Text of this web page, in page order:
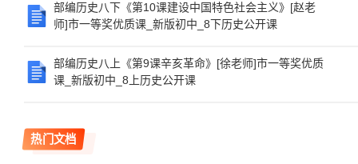
部编历史八下《第10课建设中国特色社会主义》[赵老
师]市一等奖优质课_新版初中_8下历史公开课
部编历史八上《第9课辛亥革命》[徐老师]市一等奖优质
课_新版初中_8上历史公开课
热门文档